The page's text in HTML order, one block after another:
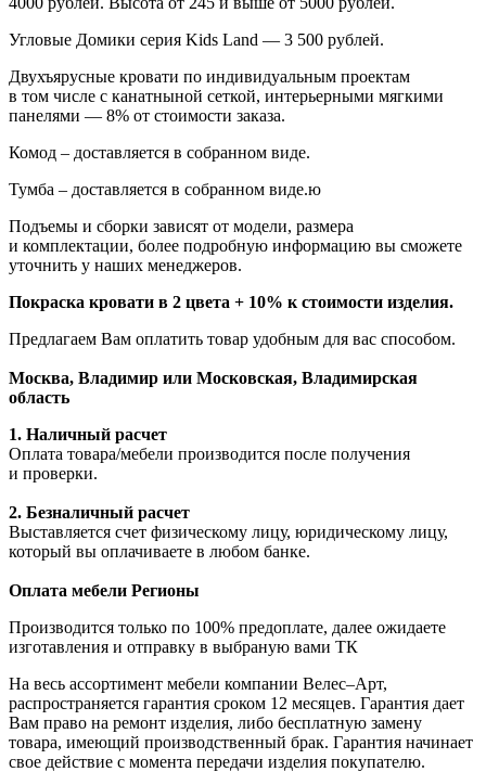
Угловые Домики серия Kids Land — 3 500 рублей.
Двухъярусные кровати по индивидуальным проектам
в том числе с канатныной сеткой, интерьерными мягкими
панелями — 8% от стоимости заказа.
Комод – доставляется в собранном виде.
Тумба – доставляется в собранном виде.ю
Подъемы и сборки зависят от модели, размера
и комплектации, более подробную информацию вы сможете
уточнить у наших менеджеров.
Покраска кровати в 2 цвета + 10% к стоимости изделия.
Предлагаем Вам оплатить товар удобным для вас способом.
Москва, Владимир или Московская, Владимирская
область
1. Наличный расчет
Оплата товара/мебели производится после получения
и проверки.
2. Безналичный расчет
Выставляется счет физическому лицу, юридическому лицу,
который вы оплачиваете в любом банке.
Оплата мебели Регионы
Производится только по 100% предоплате, далее ожидаете
изготавления и отправку в выбраную вами ТК
На весь ассортимент мебели компании Велес–Арт,
распространяется гарантия сроком 12 месяцев. Гарантия дает
Вам право на ремонт изделия, либо бесплатную замену
товара, имеющий производственный брак. Гарантия начинает
свое действие с момента передачи изделия покупателю.